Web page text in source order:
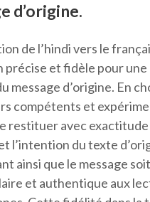
d’origine.
de l’hindi vers le
et fidèle pour
message d’origine. En
compétents et
restituer avec exactitude
l’intention du texte
ainsi que le message
et authentique aux